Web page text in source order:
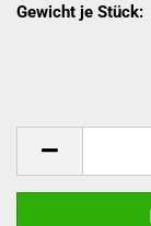
Gewicht je Stück: